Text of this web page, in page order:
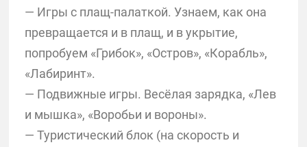
— Игры с плащ-палаткой. Узнаем, как она
превращается и в плащ, и в укрытие,
попробуем «Грибок», «Остров», «Корабль»,
«Лабиринт».
— Подвижные игры. Весёлая зарядка, «Лев
и мышка», «Воробьи и вороны».
— Туристический блок (на скорость и